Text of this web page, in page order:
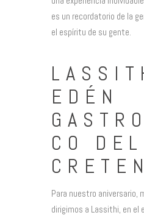
es un recordatorio de la
el espíritu de su gente.
EDÉN
CO
Para nuestro aniversario,
dirigimos a Lassithi, en el